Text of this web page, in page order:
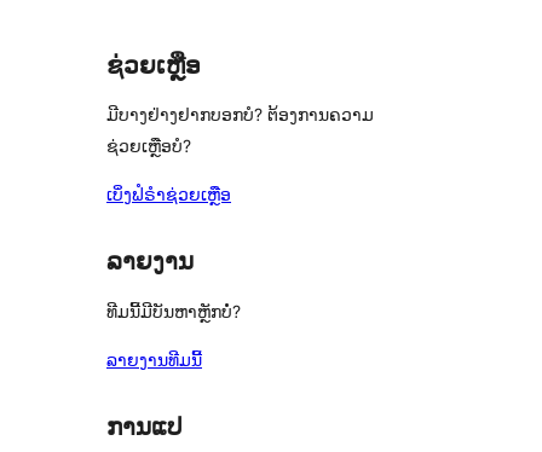
ຊ່ວຍເຫຼືອ
ມີບາງຢ່າງຢາກບອກບໍ? ຕ້ອງການຄວາມ
ຊ່ວຍເຫຼືອບໍ?
ເບິ່ງຟໍຣຳຊ່ວຍເຫຼືອ
ລາຍງານ
ທີມນີ້ມີບັນຫາຫຼັກບໍ່?
ລາຍງານທີມນີ້
ການແປ